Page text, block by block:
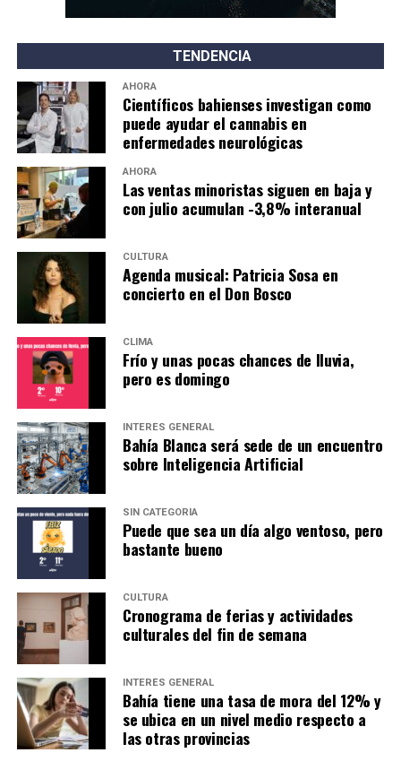
TENDENCIA
AHORA
Científicos bahienses investigan como
puede ayudar el cannabis en
enfermedades neurológicas
AHORA
Las ventas minoristas siguen en baja y
con julio acumulan -3,8% interanual
CULTURA
Agenda musical: Patricia Sosa en
concierto en el Don Bosco
CLIMA
Frío y unas pocas chances de lluvia,
pero es domingo
INTERÉS GENERAL
Bahía Blanca será sede de un encuentro
sobre Inteligencia Artificial
SIN CATEGORÍA
Puede que sea un día algo ventoso, pero
bastante bueno
CULTURA
Cronograma de ferias y actividades
culturales del fin de semana
INTERÉS GENERAL
Bahía tiene una tasa de mora del 12% y
se ubica en un nivel medio respecto a
las otras provincias